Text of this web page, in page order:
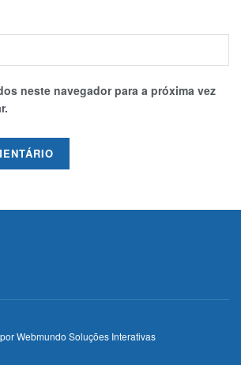
neste navegador para a próxima vez
Webmundo Soluções Interativas